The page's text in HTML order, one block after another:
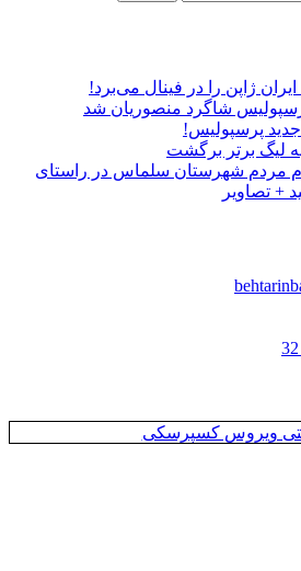
ژاپن را در فینال می‌برد!
شاگرد منصوریان شد
جدید پرسپولیس!
لیگ برتر برگشت
مردم شهرستان سلماس در راستای
+ تصاویر
ویروس کسپرسکی